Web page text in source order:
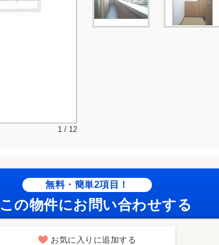
1 / 12
無料・簡単2項目！
この物件にお問い合わせする
お気に入りに追加する